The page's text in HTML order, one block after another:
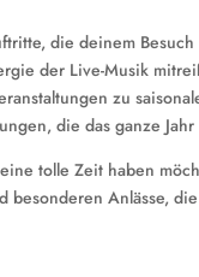
die deinem
der Live-Musik
zu
die das ganze
tolle Zeit haben
Anlässe,